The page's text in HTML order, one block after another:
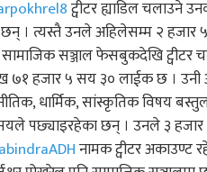
ट्वीटर ह्याडिल चलाउने
। त्यस्तै उनले अहिलेसम्म २ हजार ५
सामाजिक सञ्जाल फेसबुकदेखि
हजार ५ सय ३० लाईक छ । उनी
धार्मिक, सांस्कृतिक विषय
सयले पछ्याइरहेका छन् । उनले ३
नामक ट्वीटर अकाउण्ट